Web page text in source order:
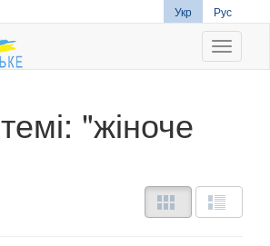
Укр Рус
"жіноче